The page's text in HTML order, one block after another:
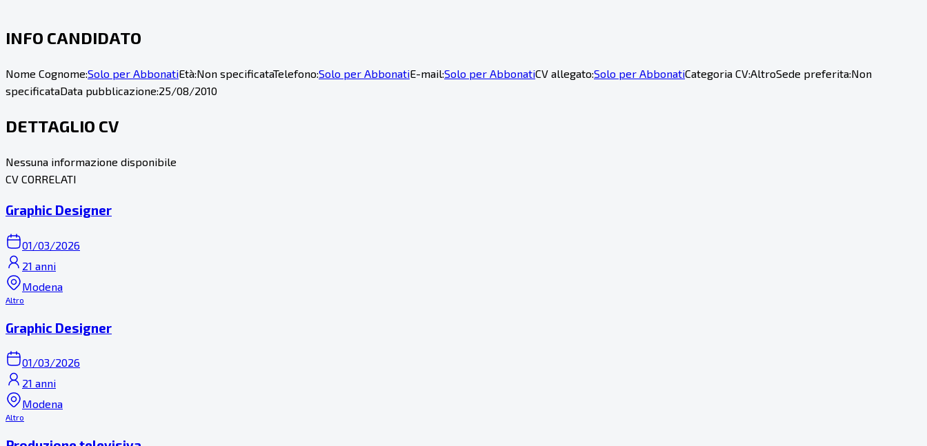
INFO CANDIDATO
Nome Cognome:Solo per AbbonatiEtà:Non specificataTelefono:Solo per AbbonatiE-mail:Solo per AbbonatiCV allegato:Solo per AbbonatiCategoria CV:AltroSede preferita:Non
specificataData pubblicazione:25/08/2010
DETTAGLIO CV
Nessuna informazione disponibile
CV CORRELATI
Graphic Designer
01/03/2026
21 anni
Modena
Altro
Graphic Designer
01/03/2026
21 anni
Modena
Altro